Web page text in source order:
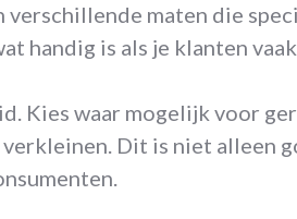
verschillende maten die
handig is als je klanten
Kies waar mogelijk voor
Dit is niet alleen